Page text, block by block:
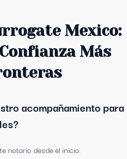
Mexico:
Más
acompañamiento para
notario desde el inicio.